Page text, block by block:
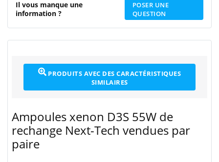
Il vous manque une
information ?
POSER UNE
QUESTION
PRODUITS AVEC DES CARACTÉRISTIQUES
SIMILAIRES
Ampoules xenon D3S 55W de
rechange Next-Tech vendues par
paire